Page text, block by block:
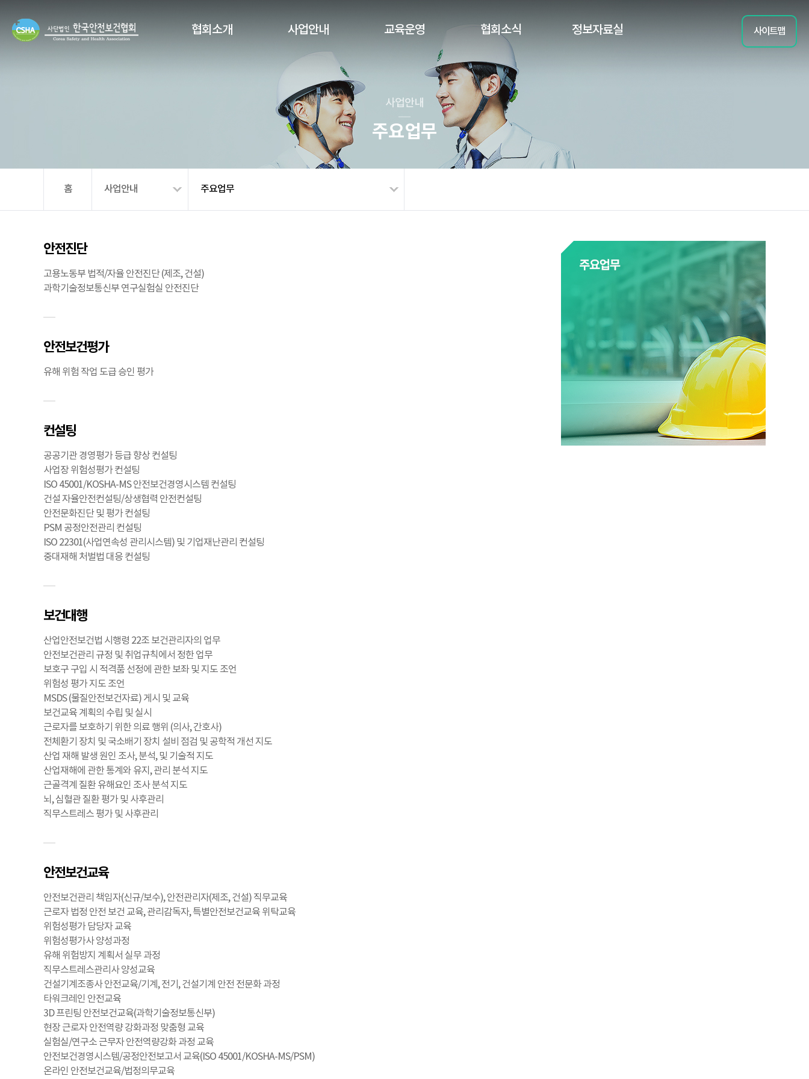
사이트맵
협회소개 사업안내 교육운영 협회소식 정보자료실
사업안내
주요업무
홈 사업안내 주요업무
안전진단
고용노동부 법적/자율 안전진단 (제조, 건설)
과학기술정보통신부 연구실험실 안전진단
안전보건평가
유해 위험 작업 도급 승인 평가
컨설팅
공공기관 경영평가 등급 향상 컨설팅
사업장 위험성평가 컨설팅
ISO 45001/KOSHA-MS 안전보건경영시스템 컨설팅
건설 자율안전컨설팅/상생협력 안전컨설팅
안전문화진단 및 평가 컨설팅
PSM 공정안전관리 컨설팅
ISO 22301(사업연속성 관리시스템) 및 기업재난관리 컨설팅
중대재해 처벌법 대응 컨설팅
보건대행
산업안전보건법 시행령 22조 보건관리자의 업무
안전보건관리 규정 및 취업규칙에서 정한 업무
보호구 구입 시 적격품 선정에 관한 보좌 및 지도 조언
위험성 평가 지도 조언
MSDS (물질안전보건자료) 게시 및 교육
보건교육 계획의 수립 및 실시
근로자를 보호하기 위한 의료 행위 (의사, 간호사)
전체환기 장치 및 국소배기 장치 설비 점검 및 공학적 개선 지도
산업 재해 발생 원인 조사, 분석, 및 기술적 지도
산업재해에 관한 통계와 유지, 관리 분석 지도
근골격계 질환 유해요인 조사 분석 지도
뇌, 심혈관 질환 평가 및 사후관리
직무스트레스 평가 및 사후관리
안전보건교육
안전보건관리 책임자(신규/보수), 안전관리자(제조, 건설) 직무교육
근로자 법정 안전 보건 교육, 관리감독자, 특별안전보건교육 위탁교육
위험성평가 담당자 교육
위험성평가사 양성과정
유해 위험방지 계획서 실무 과정
직무스트레스관리사 양성교육
건설기계조종사 안전교육/기계, 전기, 건설기계 안전 전문화 과정
타워크레인 안전교육
3D 프린팅 안전보건교육(과학기술정보통신부)
현장 근로자 안전역량 강화과정 맞춤형 교육
실험실/연구소 근무자 안전역량강화 과정 교육
안전보건경영시스템/공정안전보고서 교육(ISO 45001/KOSHA-MS/PSM)
온라인 안전보건교육/법정의무교육